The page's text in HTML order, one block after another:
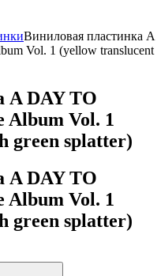
Виниловая пластинка A
Vol. 1 (yellow translucent
A DAY TO
Album Vol. 1
green splatter)
A DAY TO
Album Vol. 1
green splatter)